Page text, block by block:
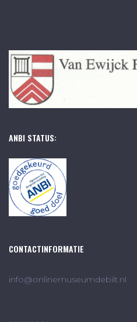
ANBI STATUS:
CONTACTINFORMATIE
info@onlinemuseumdebilt.nl